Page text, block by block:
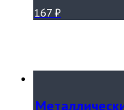
167 ₽